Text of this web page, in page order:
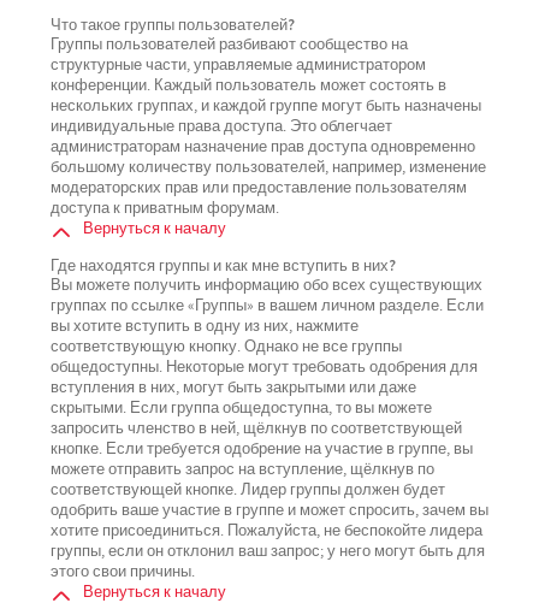
Что такое группы пользователей?
Группы пользователей разбивают сообщество на
структурные части, управляемые администратором
конференции. Каждый пользователь может состоять в
нескольких группах, и каждой группе могут быть назначены
индивидуальные права доступа. Это облегчает
администраторам назначение прав доступа одновременно
большому количеству пользователей, например, изменение
модераторских прав или предоставление пользователям
доступа к приватным форумам.
Вернуться к началу
Где находятся группы и как мне вступить в них?
Вы можете получить информацию обо всех существующих
группах по ссылке «Группы» в вашем личном разделе. Если
вы хотите вступить в одну из них, нажмите
соответствующую кнопку. Однако не все группы
общедоступны. Некоторые могут требовать одобрения для
вступления в них, могут быть закрытыми или даже
скрытыми. Если группа общедоступна, то вы можете
запросить членство в ней, щёлкнув по соответствующей
кнопке. Если требуется одобрение на участие в группе, вы
можете отправить запрос на вступление, щёлкнув по
соответствующей кнопке. Лидер группы должен будет
одобрить ваше участие в группе и может спросить, зачем вы
хотите присоединиться. Пожалуйста, не беспокойте лидера
группы, если он отклонил ваш запрос; у него могут быть для
этого свои причины.
Вернуться к началу